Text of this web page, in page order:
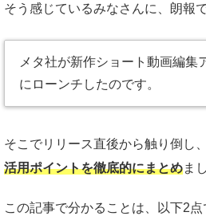
そう感じているみなさんに、朗報
メタ社が新作ショート動画編集
にローンチしたのです。
そこでリリース直後から触り倒し
活用ポイントを徹底的にまとめま
この記事で分かることは、以下2点